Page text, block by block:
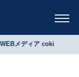
メディア coki